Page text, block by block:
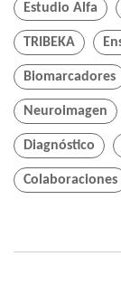
Estudio Alfa
TRIBEKA
Biomarcadores
Neuroimagen
Diagnóstico
Colaboraciones